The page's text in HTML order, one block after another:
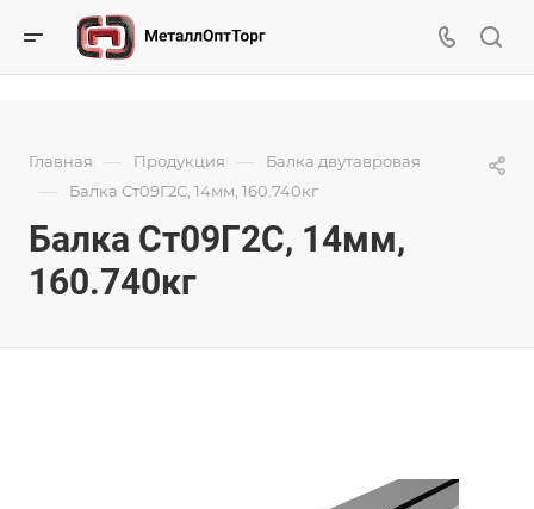
Главная — Продукция — Балка двутавровая
— Балка Ст09Г2С, 14мм, 160.740кг
Балка Ст09Г2С, 14мм,
160.740кг